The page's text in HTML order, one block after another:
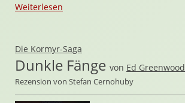
Weiterlesen
Die Kormyr-Saga
Dunkle Fänge von Ed Greenwood
Rezension von Stefan Cernohuby